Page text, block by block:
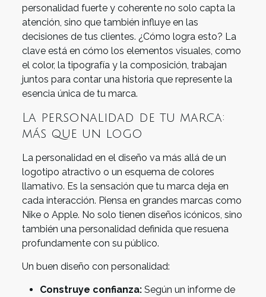
personalidad fuerte y coherente no solo capta la
atención, sino que también influye en las
decisiones de tus clientes. ¿Cómo logra esto? La
clave está en cómo los elementos visuales, como
el color, la tipografía y la composición, trabajan
juntos para contar una historia que represente la
esencia única de tu marca.
La personalidad de tu marca:
más que un logo
La personalidad en el diseño va más allá de un
logotipo atractivo o un esquema de colores
llamativo. Es la sensación que tu marca deja en
cada interacción. Piensa en grandes marcas como
Nike o Apple. No solo tienen diseños icónicos, sino
también una personalidad definida que resuena
profundamente con su público.
Un buen diseño con personalidad:
Construye confianza:Según un informe de